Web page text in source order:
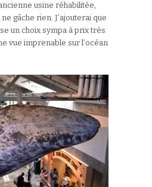
usine réhabilitée,
gâche rien. J’ajouterai que
un choix sympa à prix très
vue imprenable sur l’océan